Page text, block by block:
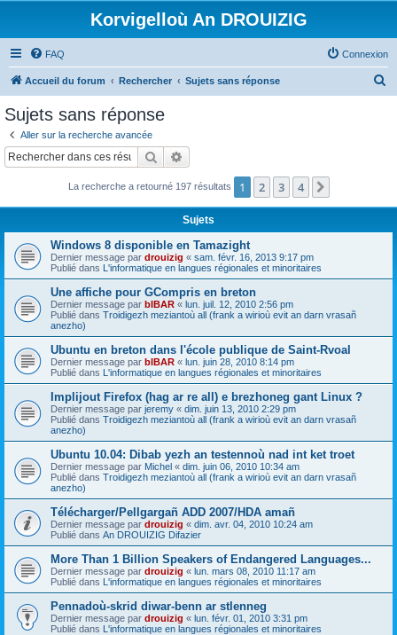
Korvigelloù An DROUIZIG
FAQ Connexion
Accueil du forum Rechercher Sujets sans réponse
c
Sujets sans réponse
Aller sur la recherche avancée
Rechercher
La recherche a retourné 197 résultats 1 2 3 4
Sujets
Windows 8 disponible en Tamazight
Dernier message par drouizig « sam. févr. 16, 2013 9:17 pm
Publié dans L'informatique en langues régionales et minoritaires
Une affiche pour GCompris en breton
Dernier message par bIBAR « lun. juil. 12, 2010 2:56 pm
Publié dans Troidigezh meziantoù all (frank a wirioù evit an darn vrasañ
anezho)
Ubuntu en breton dans l'école publique de Saint-Rvoal
Dernier message par bIBAR « lun. juin 28, 2010 8:14 pm
Publié dans L'informatique en langues régionales et minoritaires
Implijout Firefox (hag ar re all) e brezhoneg gant Linux ?
Dernier message par jeremy « dim. juin 13, 2010 2:29 pm
Publié dans Troidigezh meziantoù all (frank a wirioù evit an darn vrasañ
anezho)
Ubuntu 10.04: Dibab yezh an testennoù nad int ket troet
Dernier message par Michel « dim. juin 06, 2010 10:34 am
Publié dans Troidigezh meziantoù all (frank a wirioù evit an darn vrasañ
anezho)
Télécharger/Pellgargañ ADD 2007/HDA amañ
Dernier message par drouizig « dim. avr. 04, 2010 10:24 am
Publié dans An DROUIZIG Difazier
More Than 1 Billion Speakers of Endangered Languages...
Dernier message par drouizig « lun. mars 08, 2010 11:17 am
Publié dans L'informatique en langues régionales et minoritaires
Pennadoù-skrid diwar-benn ar stlenneg
Dernier message par drouizig « lun. févr. 01, 2010 3:31 pm
Publié dans L'informatique en langues régionales et minoritaires